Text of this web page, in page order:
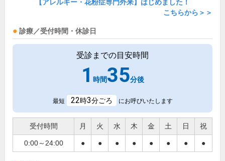
【アレルギー・花粉症専門外来】はじめました！
こちらから＞＞
診療／受付時間・休診日
受診までの目安時間
1 時間35分後
最短 22時3分ごろ にお呼びいたします
受付時間 月 火 水 木 金 土 日 祝
0:00～24:00 ● ● ● ● ● ● ● ●